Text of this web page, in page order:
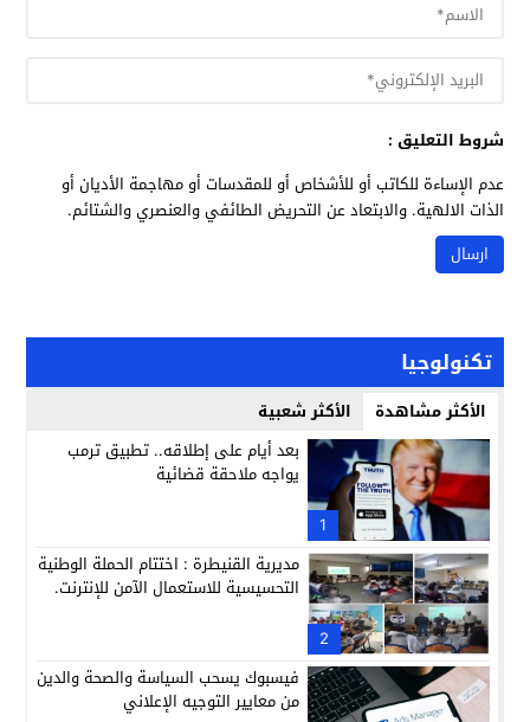
شروط التعليق :
عدم الإساءة للكاتب أو للأشخاص أو للمقدسات أو مهاجمة الأديان أو
الذات الالهية. والابتعاد عن التحريض الطائفي والعنصري والشتائم.
تكنولوجيا
الأكثر مشاهدة الأكثر شعبية
1
بعد أيام على إطلاقه.. تطبيق ترمب
يواجه ملاحقة قضائية
2
مديرية القنيطرة : اختتام الحملة الوطنية
التحسيسية للاستعمال الآمن للإنترنت.
فيسبوك يسحب السياسة والصحة والدين
من معايير التوجيه الإعلاني